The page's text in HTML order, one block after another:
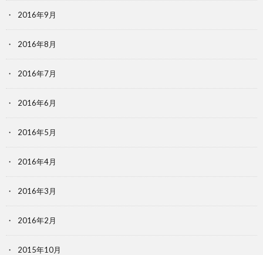
2016年9月
2016年8月
2016年7月
2016年6月
2016年5月
2016年4月
2016年3月
2016年2月
2015年10月